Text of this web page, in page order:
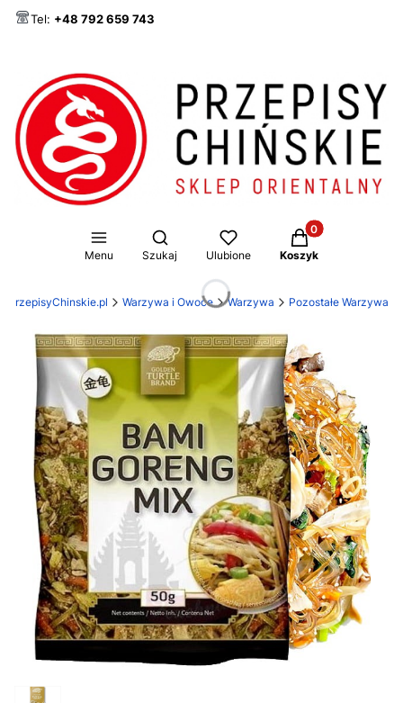
Tel: +48 792 659 743
Menu
Otwórz wyszukiwarkę
Szukaj Ulubione
Produkty w
Koszyk
PrzepisyChinskie.pl Warzywa i Owoce Warzywa Pozostałe Warzywa